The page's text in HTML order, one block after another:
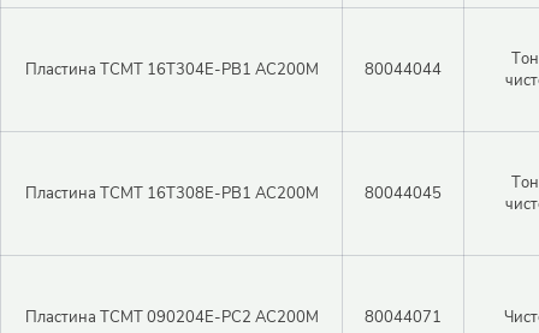
Пластина TCMT 16T304E-PB1 AC200M 80044044
Пластина TCMT 16T308E-PB1 AC200M 80044045
Пластина TCMT 090204E-PC2 AC200M 80044071